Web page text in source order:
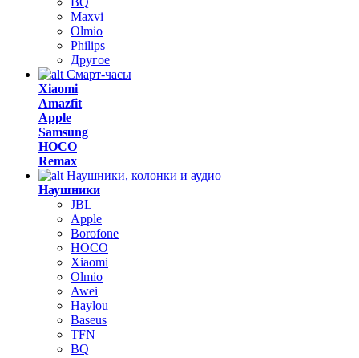
Maxvi
Olmio
Philips
Другое
Смарт-часы
Xiaomi
Amazfit
Apple
Samsung
HOCO
Remax
Наушники, колонки и аудио
Наушники
JBL
Apple
Borofone
HOCO
Xiaomi
Olmio
Awei
Haylou
Baseus
TFN
BQ